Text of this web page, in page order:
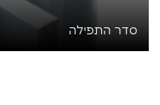
סדר התפילה